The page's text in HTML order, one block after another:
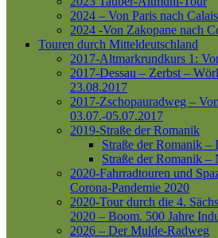
2024 – Von Paris nach Calais
2024 -Von Zakopane nach
Touren durch Mitteldeutschland
2017-Altmarkrundkurs 1:
2017-Dessau – Zerbst –
23.08.2017
2017-Zschopauradweg –
03.07.-05.07.2017
2019-Straße der Romanik
Straße der Romanik –
Straße der Romanik –
2020-Fahrradtouren und
Corona-Pandemie 2020
2020-Tour durch die 4.
2020 – Boom. 500 Jahre
2026 – Der Mulde-Radweg